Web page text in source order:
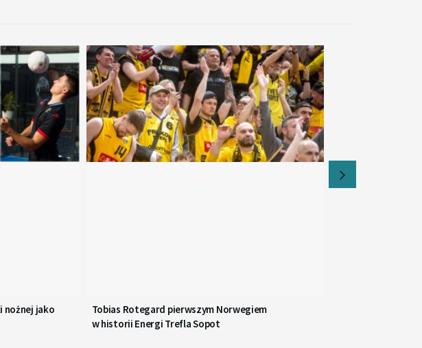
nożnej jako
Tobias Rotegard pierwszym Norwegiem
w historii Energi Trefla Sopot